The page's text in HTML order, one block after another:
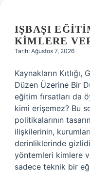
?
IŞBAŞI
KIMLERE
Tarih: Ağustos 7, 2026
Kaynakların
Düzen Üzerine Bir
eğitim fırsatları da
kimi erişemez? Bu
politikalarının
ilişkilerinin,
derinliklerinde
yöntemleri kimlere
sadece teknik bir